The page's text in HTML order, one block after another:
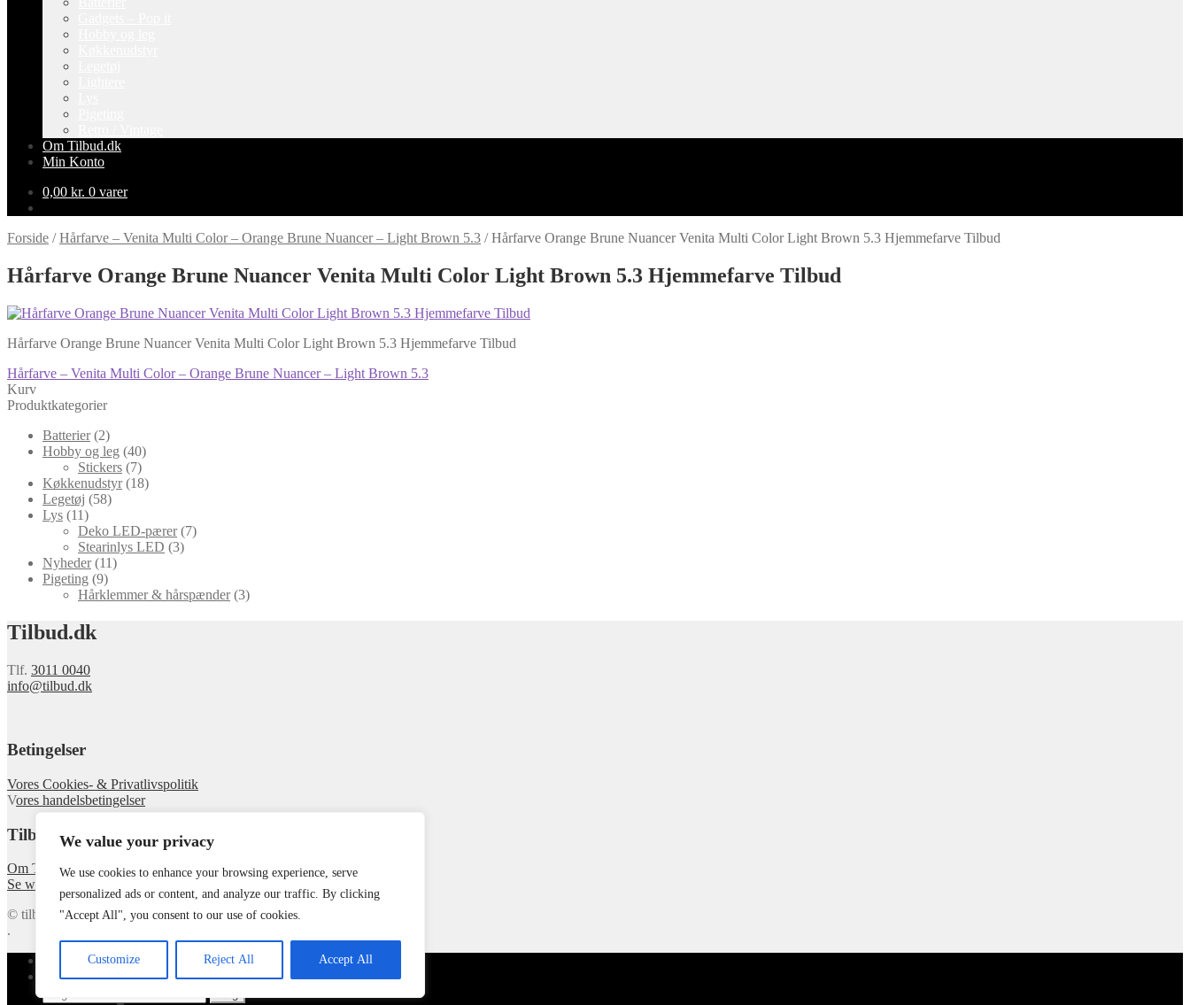
We value your privacy
We use cookies to enhance your browsing experience, serve
personalized ads or content, and analyze our traffic. By clicking
"Accept All", you consent to our use of cookies.
Customize Reject All Accept All
Om Tilbud.dk
Min Konto
0,00 kr. 0 varer
Forside /Hårfarve – Venita Multi Color – Orange Brune Nuancer – Light Brown 5.3 /Hårfarve Orange Brune Nuancer Venita Multi Color Light Brown 5.3 Hjemmefarve Tilbud
Hårfarve Orange Brune Nuancer Venita Multi Color Light Brown 5.3 Hjemmefarve Tilbud
Hårfarve Orange Brune Nuancer Venita Multi Color Light Brown 5.3 Hjemmefarve Tilbud
Indlægsnavigation
Forrige
indlæg:
Hårfarve – Venita Multi Color – Orange Brune Nuancer – Light Brown 5.3
Kurv
Produktkategorier
Batterier (2)
Hobby og leg (40)
Stickers (7)
Køkkenudstyr (18)
Legetøj (58)
Lys (11)
Deko LED-pærer (7)
Stearinlys LED (3)
Nyheder (11)
Pigeting (9)
Hårklemmer & hårspænder (3)
Tilbud.dk
Tlf. 3011 0040
info@tilbud.dk
Betingelser
Vores Cookies- & Privatlivspolitik
Vores handelsbetingelser
Tilbud.dk
Om Tilbud
Se webshoppen
© tilbud.dk 2026
.
Min konto
Søg